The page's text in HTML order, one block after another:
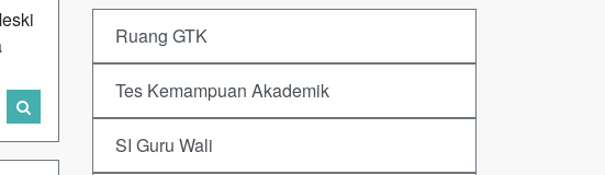
Ruang GTK
Tes Kemampuan Akademik
SI Guru Wali